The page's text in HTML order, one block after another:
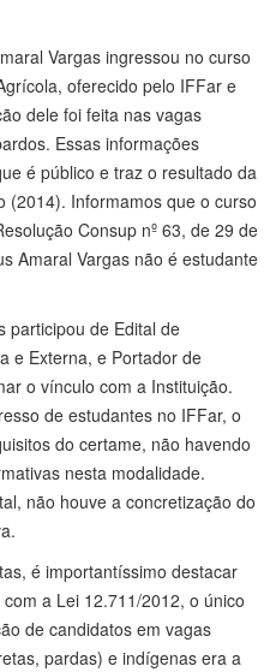
Vargas ingressou no curso
oferecido pelo IFFar e
dele foi feita nas vagas
Essas informações
é público e traz o resultado da
(2014). Informamos que o curso
Consup nº 63, de 29 de
Amaral Vargas não é estudante
participou de Edital de
e Externa, e Portador de
o vínculo com a Instituição.
de estudantes no IFFar, o
do certame, não havendo
nesta modalidade.
não houve a concretização do
é importantíssimo destacar
a Lei 12.711/2012, o único
de candidatos em vagas
pardas) e indígenas era a